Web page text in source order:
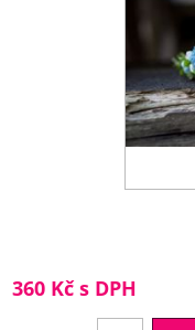
360 Kč s DPH